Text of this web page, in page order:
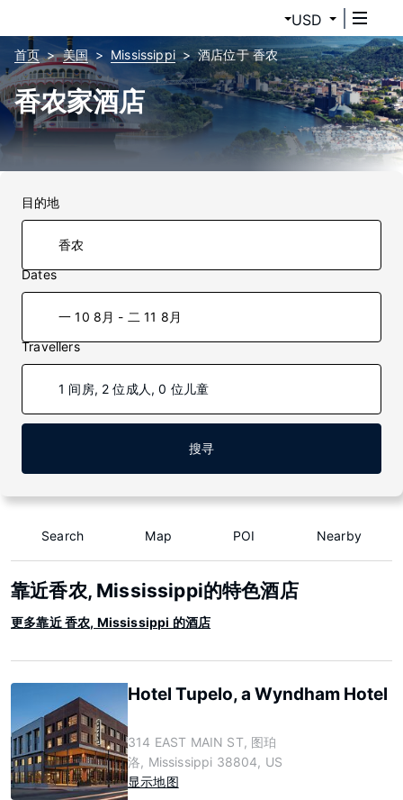
USD
首页 美国 Mississippi 酒店位于 香农
香农家酒店
目的地
Dates
一 10 8月 - 二 11 8月
Travellers
1 间房, 2 位成人, 0 位儿童
搜寻
Search Map POI Nearby
靠近香农, Mississippi的特色酒店
更多靠近 香农, Mississippi 的酒店
Hotel Tupelo, a Wyndham Hotel
314 EAST MAIN ST, 图珀
洛, Mississippi 38804, US
显示地图